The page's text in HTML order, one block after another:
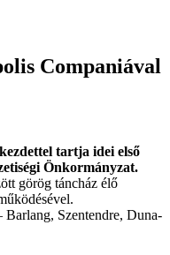
Companiával
tartja idei első
Önkormányzat.
görög táncház élő
Szentendre, Duna-